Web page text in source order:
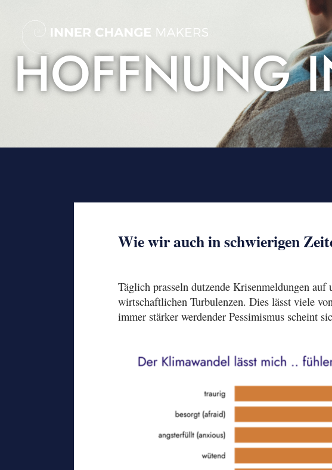
HOFFNUNG
Wie wir auch in schwierigen
Täglich prasseln dutzende Krisenmeldungen
wirtschaftlichen Turbulenzen. Dies lässt viele
immer stärker werdender Pessimismus scheint